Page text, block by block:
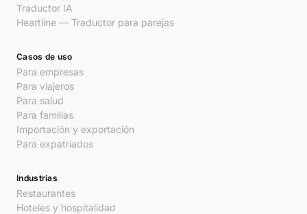
Traductor IA
Heartline — Traductor para parejas
Casos de uso
Para empresas
Para viajeros
Para salud
Para familias
Importación y exportación
Para expatriados
Industrias
Restaurantes
Hoteles y hospitalidad